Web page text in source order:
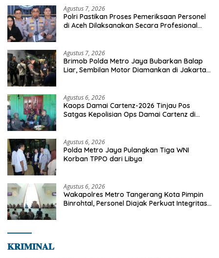
Agustus 7, 2026
Polri Pastikan Proses Pemeriksaan Personel
di Aceh Dilaksanakan Secara Profesional
Agustus 7, 2026
Brimob Polda Metro Jaya Bubarkan Balap
Liar, Sembilan Motor Diamankan di Jakarta
Agustus 6, 2026
Kaops Damai Cartenz-2026 Tinjau Pos
Satgas Kepolisian Ops Damai Cartenz di
Agustus 6, 2026
Polda Metro Jaya Pulangkan Tiga WNI
Korban TPPO dari Libya
Agustus 6, 2026
Wakapolres Metro Tangerang Kota Pimpin
Binrohtal, Personel Diajak Perkuat Integritas
𝐊𝐑𝐈𝐌𝐈𝐍𝐀𝐋